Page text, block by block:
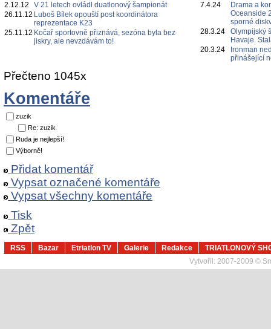
2.12.12
V 21 letech ovládl duatlonový šampionát
26.11.12 Luboš Bílek opouští post koordinátora
reprezentace K23
25.11.12 Kočař sportovně přiznává, sezóna byla bez
jiskry, ale nevzdávám to!
7.4.24
Drama a
Oceanside
sporné
28.3.24
Olympijský
Havaje.
20.3.24
Ironman
přinášející
Přečteno 1045x
Komentáře
zuzik
Re: zuzik
Ruda je nejlepší!
Výborně!
Přidat komentář
Vypsat označené komentáře
Vypsat všechny komentáře
Tisk
Zpět
RSS Bazar Etriatlon TV Galerie Redakce
TRIATLONOVÝ
Vytvořil: 2007-2009 ©